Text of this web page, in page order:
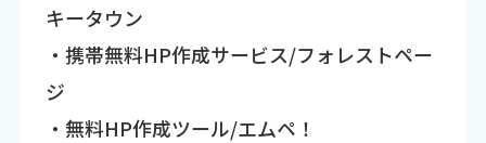
キータウン
・携帯無料HP作成サービス/フォレストペー
ジ
・無料HP作成ツール/エムペ！